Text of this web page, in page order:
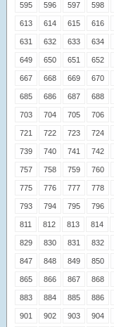
595 596 597 598
613 614 615 616
631 632 633 634
649 650 651 652
667 668 669 670
685 686 687 688
703 704 705 706
721 722 723 724
739 740 741 742
757 758 759 760
775 776 777 778
793 794 795 796
811 812 813 814
829 830 831 832
847 848 849 850
865 866 867 868
883 884 885 886
901 902 903 904